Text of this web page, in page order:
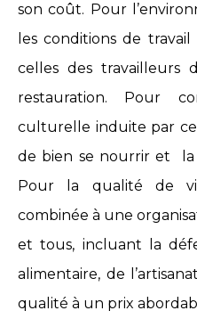
son coût. Pour
les conditions de
celles des travailleurs
restauration. Pour
culturelle induite par
de bien se nourrir et la
Pour la qualité de
combinée à une
et tous, incluant la
alimentaire, de
qualité à un prix